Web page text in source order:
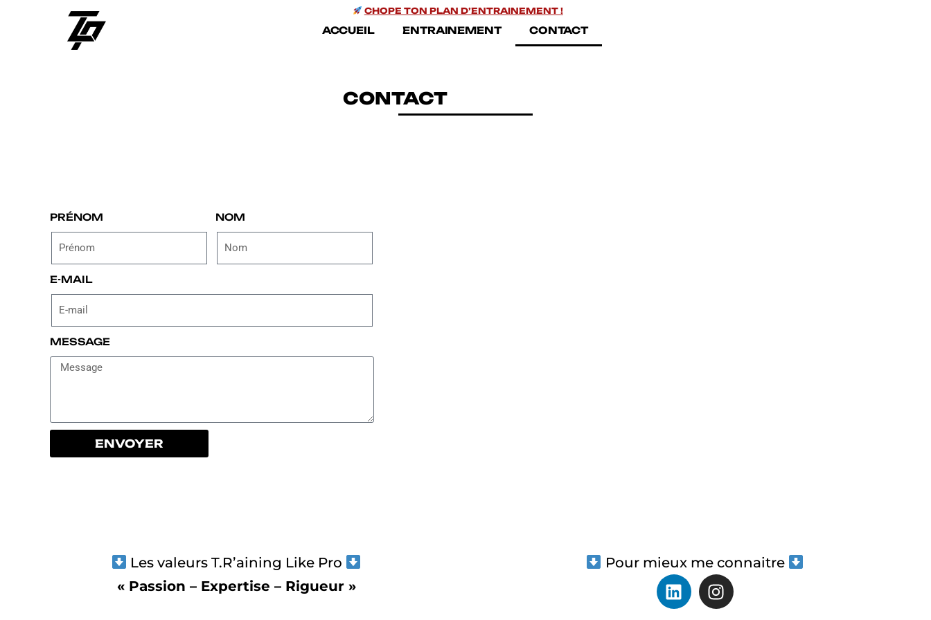
CHOPE TON PLAN D’ENTRAINEMENT !
ACCUEIL ENTRAINEMENT CONTACT
CONTACT
PRÉNOM NOM
E-MAIL
MESSAGE
ENVOYER
Les valeurs T.R’aining Like Pro
« Passion – Expertise – Rigueur »
Pour mieux me connaitre